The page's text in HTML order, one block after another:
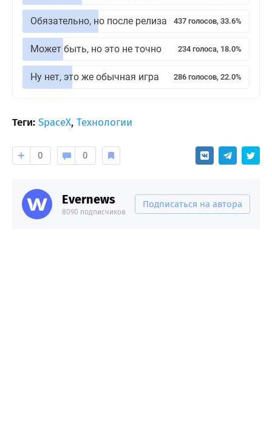
Обязательно, но после релиза 437 голосов, 33.6%
Может быть, но это не точно 234 голоса, 18.0%
Ну нет, это же обычная игра 286 голосов, 22.0%
Теги: SpaceX, Технологии
0 0
Evernews
8090 подписчиков
Подписаться на автора